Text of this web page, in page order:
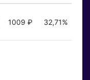
1009 ₽ 32,71%